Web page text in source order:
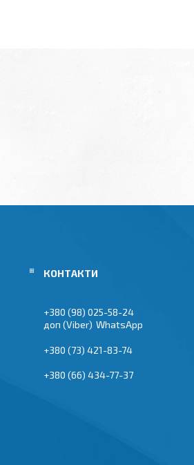
+380 (98) 025-58-24
Viber WhatsApp
+380 (73) 421-83-74
+380 (66) 434-77-37